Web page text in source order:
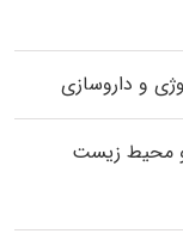
و داروسازی
و محیط زیست